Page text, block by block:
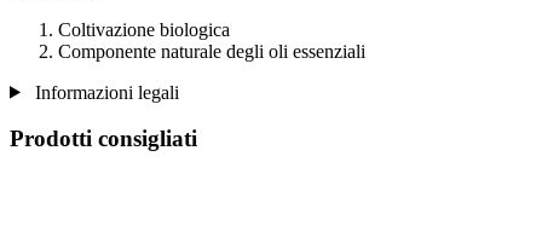
Coltivazione biologica
Componente naturale degli oli essenziali
Informazioni legali
Prodotti consigliati